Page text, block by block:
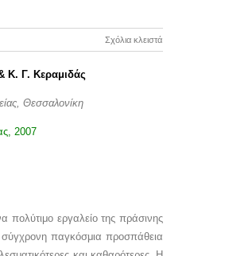
Σχόλια κλειστά
Κ. Γ. Κεραμιδάς
Θεσσαλονίκη
2007
πολύτιμο εργαλείο της πράσινης
παγκόσμια προσπάθεια